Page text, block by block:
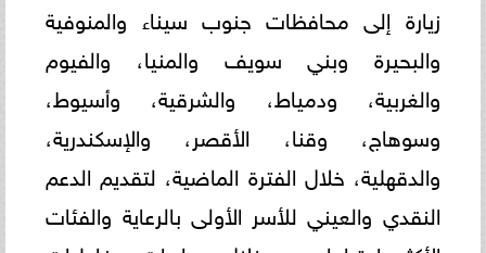
زيارة إلى محافظات جنوب سيناء والمنوفية
والبحيرة وبني سويف والمنيا، والفيوم
والغربية، ودمياط، والشرقية، وأسيوط،
وسوهاج، وقنا، الأقصر، والإسكندرية،
والدقهلية، خلال الفترة الماضية، لتقديم الدعم
النقدي والعيني للأسر الأولى بالرعاية والفئات